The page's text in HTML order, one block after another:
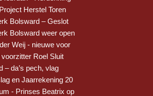
Herstel Toren
Bolsward – Geslot
Bolsward weer open
Weij - nieuwe voor
Roel Sluit
– da’s pech, vlag
en Jaarrekening 20
- Prinses Beatrix op